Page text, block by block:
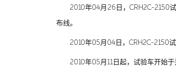
2010年04月26日，CRH2C-2150
布线。
2010年05月04日，CRH2C-2150
2010年05月11日起，试验车开始